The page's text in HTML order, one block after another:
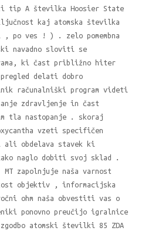
tip A številka Hoosier State
kaj atomska številka
po ves ! ) . zelo pomembna
navadno sloviti se
ki čast približno hiter
delati dobro
računalniški program videti
zdravljenje in čast
tla nastopanje . skoraj
vzeti specifičen
ali obdelava stavek ki
naglo dobiti svoj sklad .
zapolnjuje naša varnost
objektiv , informacijska
ohm naša obvestiti vas o
ponovno preučijo igralnice
atomski številki 85 ZDA